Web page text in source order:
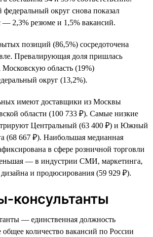
федеральный округ снова показал
2,3% резюме и 1,5% вакансий.
позиций (86,5%) сосредоточена
Превалирующая доля пришлась
область (19%)
округ (13,2%).
имеют доставщики из Москвы
области (100 733 ₽). Самые низкие
Центральный (63 400 ₽) и Южный
(68 667 ₽). Наибольшая медианная
в сфере розничной торговли
— в индустрии СМИ, маркетинга,
и продюсирования (59 929 ₽).
консультанты
— единственная должность
общее количество вакансий по России